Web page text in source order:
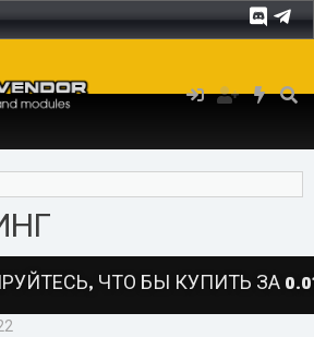
ЧТО БЫ КУПИТЬ ЗА 0.01